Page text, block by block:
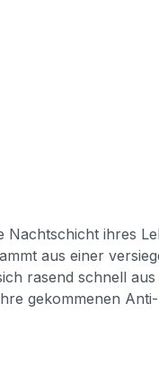
ihres
aus einer
rasend schnell
gekommenen